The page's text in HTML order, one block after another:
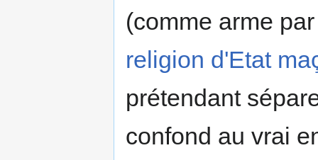
(comme arme
religion d'Etat
prétendant
confond au vrai